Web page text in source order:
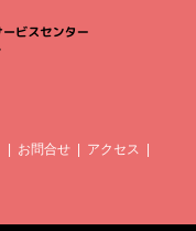
お問合せ
アクセス